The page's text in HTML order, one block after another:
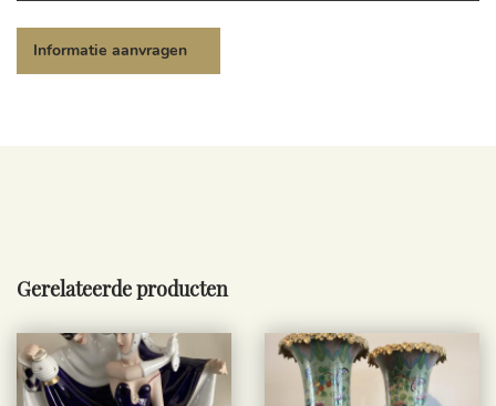
Gerelateerde producten